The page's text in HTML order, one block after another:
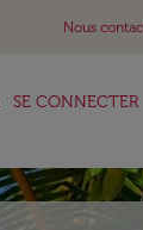
Nous
SE CONNECTER